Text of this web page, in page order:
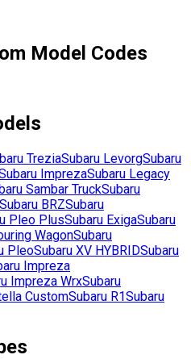
Model Codes
TreziaSubaru LevorgSubaru
ImprezaSubaru Legacy
Sambar TruckSubaru
Subaru BRZSubaru
Pleo PlusSubaru ExigaSubaru
WagonSubaru
PleoSubaru XV HYBRIDSubaru
Impreza
Impreza WrxSubaru
CustomSubaru R1Subaru